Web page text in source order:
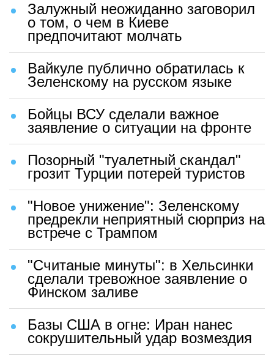
Залужный неожиданно заговорил
о том, о чем в Киеве
предпочитают молчать
Вайкуле публично обратилась к
Зеленскому на русском языке
Бойцы ВСУ сделали важное
заявление о ситуации на фронте
Позорный "туалетный скандал"
грозит Турции потерей туристов
"Новое унижение": Зеленскому
предрекли неприятный сюрприз на
встрече с Трампом
"Считаные минуты": в Хельсинки
сделали тревожное заявление о
Финском заливе
Базы США в огне: Иран нанес
сокрушительный удар возмездия